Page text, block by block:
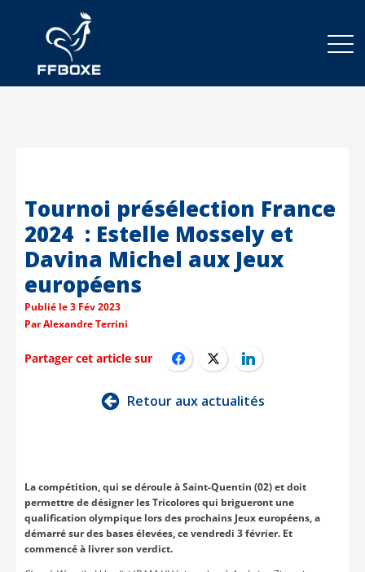
Tournoi présélection France
2024 : Estelle Mossely et
Davina Michel aux Jeux
européens
Publié le3 Fév 2023
ParAlexandre Terrini
Partager cet article sur
Retour aux actualités
La compétition, qui se déroule à Saint-Quentin (02) et doit
permettre de désigner les Tricolores qui brigueront une
qualification olympique lors des prochains Jeux européens, a
démarré sur des bases élevées, ce vendredi 3 février. Et
commencé à livrer son verdict.